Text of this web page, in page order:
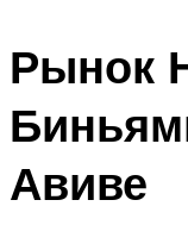
Рынок
Авиве